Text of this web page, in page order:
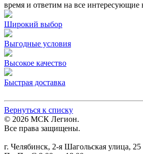
время и ответим на все интересующие
Широкий выбор
Выгодные условия
Высокое качество
Быстрая доставка
Вернуться к списку
© 2026 МСК Легион.
Все права защищены.
г. Челябинск, 2-я Шагольская улица, 25